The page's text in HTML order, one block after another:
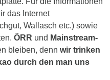
das Internet
Wallasch etc.) sowie
ÖRR und Mainstream-
bleiben, denn wir trinken
durch den man uns